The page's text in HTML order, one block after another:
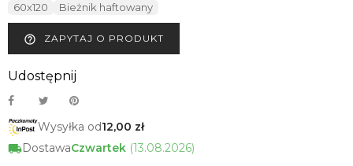
60x120
Bieżnik haftowany
help_outline ZAPYTAJ O PRODUKT
Udostępnij
Wysyłka od12,00 zł
DostawaCzwartek (13.08.2026)